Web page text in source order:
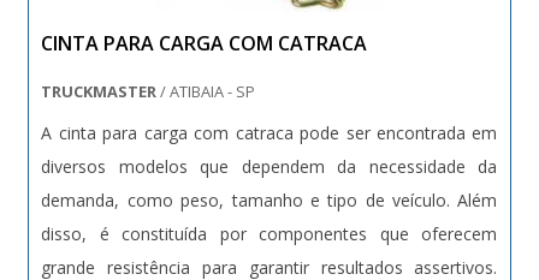
CINTA PARA CARGA COM CATRACA
TRUCKMASTER/ ATIBAIA - SP
A cinta para carga com catraca pode ser encontrada em
diversos modelos que dependem da necessidade da
demanda, como peso, tamanho e tipo de veículo. Além
disso, é constituída por componentes que oferecem
grande resistência para garantir resultados assertivos.